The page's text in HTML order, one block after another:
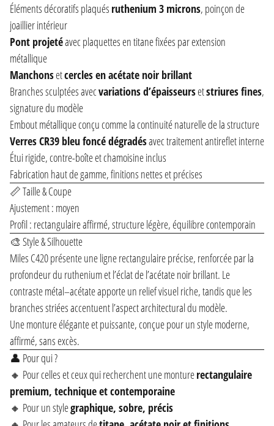
Éléments décoratifs plaqués ruthenium 3 microns, poinçon de
joaillier intérieur
Pont projetéavec plaquettes en titane fixées par extension
métallique
Manchonsetcercles en acétate noir brillant
Branches sculptées avecvariations d’épaisseursetstriures fines,
signature du modèle
Embout métallique conçu comme la continuité naturelle de la structure
Verres CR39 bleu foncé dégradésavec traitement antireflet interne
Étui rigide, contre-boîte et chamoisine inclus
Fabrication haut de gamme, finitions nettes et précises
📏 Taille & Coupe
Ajustement : moyen
Profil : rectangulaire affirmé, structure légère, équilibre contemporain
🎨 Style & Silhouette
Miles C420 présente une ligne rectangulaire précise, renforcée par la
profondeur du ruthenium et l’éclat de l’acétate noir brillant. Le
contraste métal–acétate apporte un relief visuel riche, tandis que les
branches striées accentuent l’aspect architectural du modèle.
Une monture élégante et puissante, conçue pour un style moderne,
affirmé, sans excès.
👤 Pour qui ?
🔸 Pour celles et ceux qui recherchent une monturerectangulaire
premium, technique et contemporaine
🔸 Pour un stylegraphique, sobre, précis